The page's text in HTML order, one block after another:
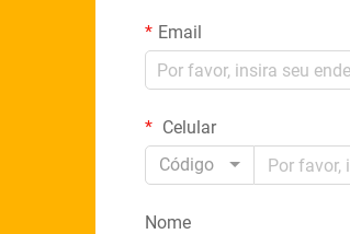
Email
Celular
Código
Nome